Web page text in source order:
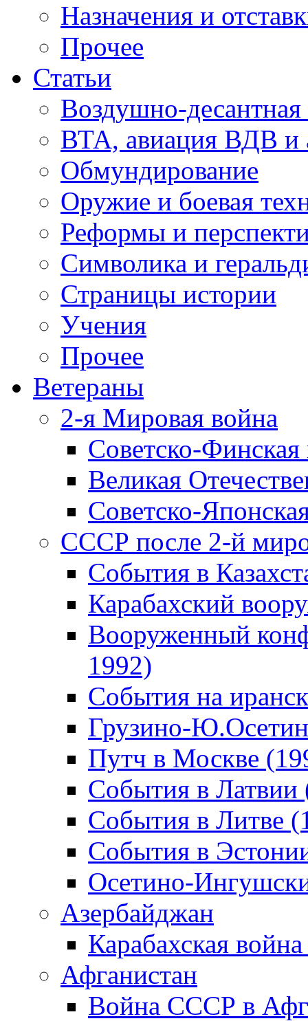
Назначения и
Прочее
Статьи
Воздушно-десантная
ВТА, авиация ВДВ и
Обмундирование
Оружие и боевая
Реформы и
Символика и
Страницы истории
Учения
Прочее
Ветераны
2-я Мировая война
Советско-
Великая
Советско-
СССР после 2-й
События в
Карабахский
Вооруженный
1992)
События на
Грузино-
Путч в Москве
События в Латвии
События в Литве
События в
Осетино-
Азербайджан
Карабахская
Афганистан
Война СССР в